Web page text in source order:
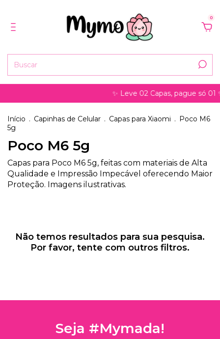
0
✨ Leve 02 Capas, pague só
Início . Capinhas de Celular . Capas para Xiaomi . Poco M6
5g
Poco M6 5g
Capas para Poco M6 5g, feitas com materiais de Alta
Qualidade e Impressão Impecável oferecendo Maior
Proteção. Imagens ilustrativas.
Não temos resultados para sua pesquisa.
Por favor, tente com outros filtros.
Seja #Mymada!